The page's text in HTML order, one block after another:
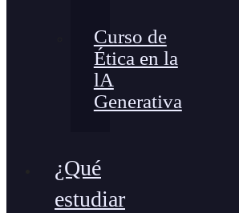
Curso de
Ética en la
lA
Generativa
¿Qué
estudiar